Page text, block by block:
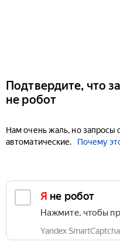
Подтвердите, что
не робот
Нам очень жаль, но запросы
автоматические.
Почему
Я не робот
Нажмите, чтобы
Yandex SmartCaptcha